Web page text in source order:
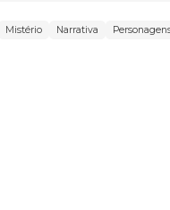
Mistério Narrativa